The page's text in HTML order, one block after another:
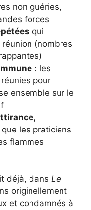
non guéries,
forces
qui
(nombres
: les
pour
ensemble sur le
que les praticiens
flammes
déjà, dans Le
originellement
et condamnés à